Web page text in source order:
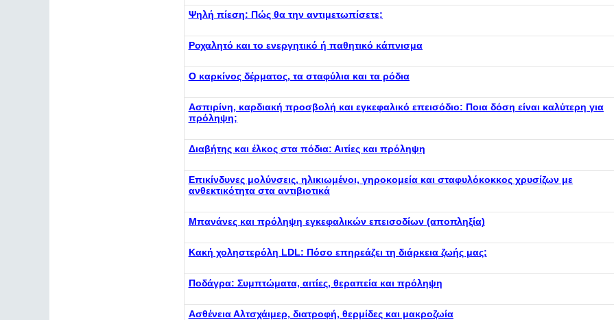
Ψηλή πίεση: Πώς θα την αντιμετωπίσετε;
Ροχαλητό και το ενεργητικό ή παθητικό κάπνισμα
Ο καρκίνος δέρματος, τα σταφύλια και τα ρόδια
Ασπιρίνη, καρδιακή προσβολή και εγκεφαλικό επεισόδιο: Ποια δόση είναι καλύτερη για
πρόληψη;
Διαβήτης και έλκος στα πόδια: Αιτίες και πρόληψη
Επικίνδυνες μολύνσεις, ηλικιωμένοι, γηροκομεία και σταφυλόκοκκος χρυσίζων με
ανθεκτικότητα στα αντιβιοτικά
Μπανάνες και πρόληψη εγκεφαλικών επεισοδίων (αποπληξία)
Κακή χοληστερόλη LDL: Πόσο επηρεάζει τη διάρκεια ζωής μας;
Ποδάγρα: Συμπτώματα, αιτίες, θεραπεία και πρόληψη
Ασθένεια Αλτσχάιμερ, διατροφή, θερμίδες και μακροζωία